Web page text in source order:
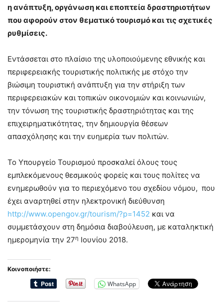
η ανάπτυξη, οργάνωση και εποπτεία δραστηριοτήτων
που αφορούν στον θεματικό τουρισμό και τις σχετικές
ρυθμίσεις.
Εντάσσεται στο πλαίσιο της υλοποιούμενης εθνικής και
περιφερειακής τουριστικής πολιτικής με στόχο την
βιώσιμη τουριστική ανάπτυξη για την στήριξη των
περιφερειακών και τοπικών οικονομιών και κοινωνιών,
την τόνωση της τουριστικής δραστηριότητας και της
επιχειρηματικότητας, την δημιουργία θέσεων
απασχόλησης και την ευημερία των πολιτών.
Το Υπουργείο Τουρισμού προσκαλεί όλους τους
εμπλεκόμενους θεσμικούς φορείς και τους πολίτες να
ενημερωθούν για το περιεχόμενο του σχεδίου νόμου, που
έχει αναρτηθεί στην ηλεκτρονική διεύθυνση
http://www.opengov.gr/tourism/?p=1452 και να
συμμετάσχουν στη δημόσια διαβούλευση, με καταληκτική
ημερομηνία την 27η Ιουνίου 2018.
Κοινοποιήστε:
WhatsApp